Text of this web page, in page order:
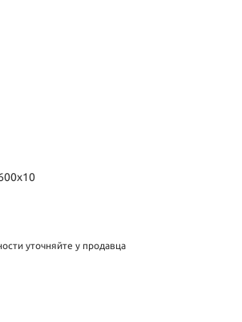
уточняйте у продавца